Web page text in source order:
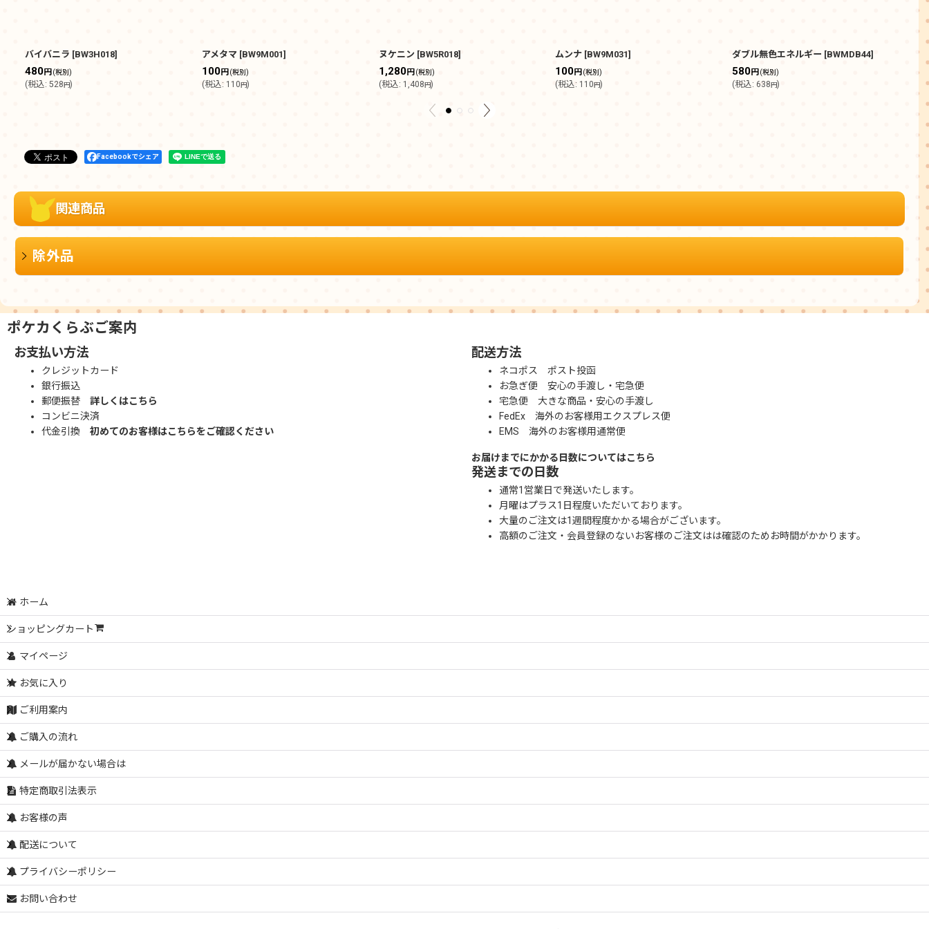
バイバニラ [BW3H018]
480円 (税別)
(税込: 528円)
アメタマ [BW9M001]
100円 (税別)
(税込: 110円)
ヌケニン [BW5R018]
1,280円 (税別)
(税込: 1,408円)
ムンナ [BW9M031]
100円 (税別)
(税込: 110円)
ダブル無色エネルギー [BWMDB44]
580円 (税別)
(税込: 638円)
ダ
100
税込
Facebookでシェア
関連商品
除外品
ポケカくらぶご案内
お支払い方法
クレジットカード
銀行振込
郵便振替 詳しくはこちら
コンビニ決済
代金引換 初めてのお客様はこちらをご確認ください
配送方法
ネコポス ポスト投函
お急ぎ便 安心の手渡し・宅急便
宅急便 大きな商品・安心の手渡し
FedEx 海外のお客様用エクスプレス便
EMS 海外のお客様用通常便
お届けまでにかかる日数についてはこちら
発送までの日数
通常1営業日で発送いたします。
月曜はプラス1日程度いただいております。
大量のご注文は1週間程度かかる場合がございます。
高額のご注文・会員登録のないお客様のご注文はは確認のためお時間がかかります。
ホーム
ショッピングカート
マイページ
お気に入り
ご利用案内
ご購入の流れ
メールが届かない場合は
特定商取引法表示
お客様の声
配送について
プライバシーポリシー
お問い合わせ